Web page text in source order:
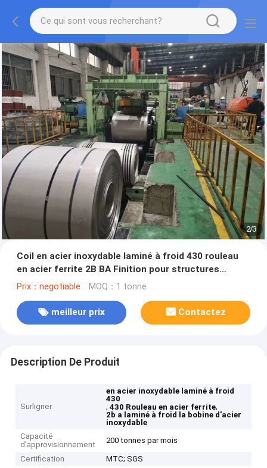
2/3
Coil en acier inoxydable laminé à froid 430 rouleau
en acier ferrite 2B BA Finition pour structures
résistantes aux acides
Prix：negotiable MOQ：1 tonne
meilleur prix Contactez
Description De Produit
Surligner
en acier inoxydable laminé à froid
430
,430 Rouleau en acier ferrite,
2b a laminé à froid la bobine d'acier
inoxydable
Capacité
d'approvisionnement
200 tonnes par mois
Certification
MTC; SGS